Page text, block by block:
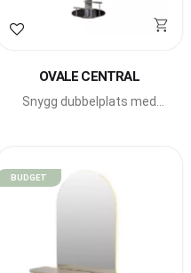
Lägg till i favoriter
OVALE CENTRAL
Snygg dubbelplats med
BUDGET